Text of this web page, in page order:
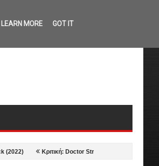
Κριτική: Doctor Strange in the Multiverse of
LEARN MORE GOT IT